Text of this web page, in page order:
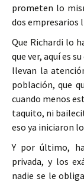
prometen lo
dos empresarios
Que Richardi lo
que ver, aquí es
llevan la
población, que
cuando menos
taquito, ni
eso ya iniciaron
Y por último,
privada, y los
nadie se le